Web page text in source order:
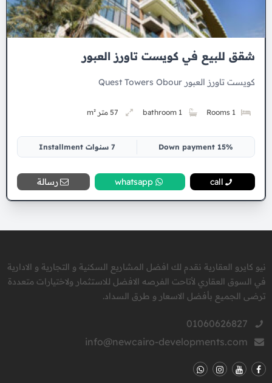
شقق للبيع في كويست تاورز العبور
كويست تاورز العبور Quest Towers Obour
1 Rooms
1 bathroom 57 متر m²
15% Down payment 7 سنوات Installment
call
whatsapp رسالة
نيو كايرو العقارية نقدم لك افضل المشاريع السكنية و التجارية و الادارية
في السوق العقاري لأتاحت الفرصه الافضل للاستثمار ولاختيارات متعددة
ترضى الجميع بأفضل الاسعار و طرق السداد.
01060626827
info@newcairo-developments.com